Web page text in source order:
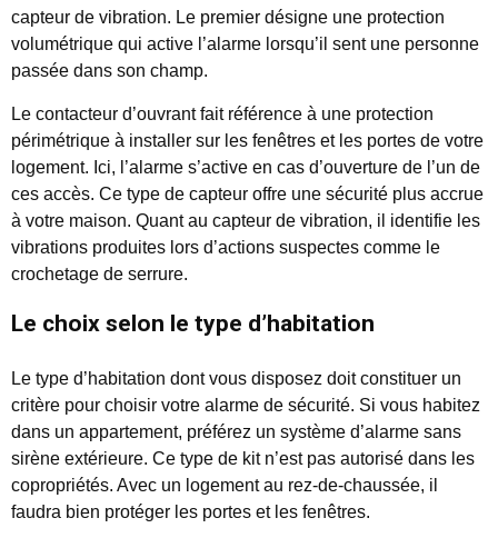
capteur de vibration. Le premier désigne une protection
volumétrique qui active l’alarme lorsqu’il sent une personne
passée dans son champ.
Le contacteur d’ouvrant fait référence à une protection
périmétrique à installer sur les fenêtres et les portes de votre
logement. Ici, l’alarme s’active en cas d’ouverture de l’un de
ces accès. Ce type de capteur offre une sécurité plus accrue
à votre maison. Quant au capteur de vibration, il identifie les
vibrations produites lors d’actions suspectes comme le
crochetage de serrure.
Le choix selon le type d’habitation
Le type d’habitation dont vous disposez doit constituer un
critère pour choisir votre alarme de sécurité. Si vous habitez
dans un appartement, préférez un système d’alarme sans
sirène extérieure. Ce type de kit n’est pas autorisé dans les
copropriétés. Avec un logement au rez-de-chaussée, il
faudra bien protéger les portes et les fenêtres.